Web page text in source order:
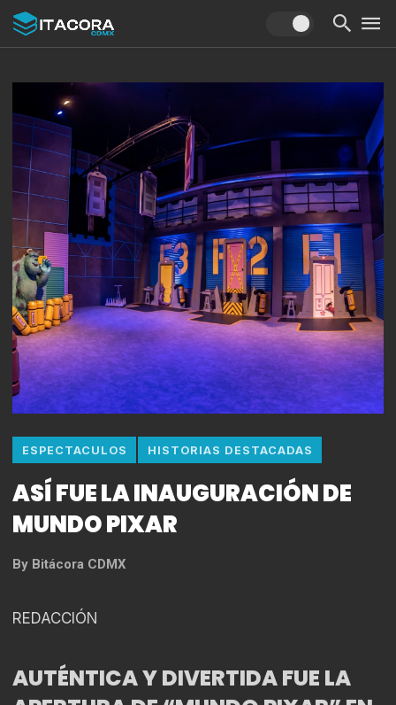
ESPECTACULOS HISTORIAS DESTACADAS
ASÍ FUE LA INAUGURACIÓN DE
MUNDO PIXAR
By Bitácora CDMX
REDACCIÓN
AUTÉNTICA Y DIVERTIDA FUE LA